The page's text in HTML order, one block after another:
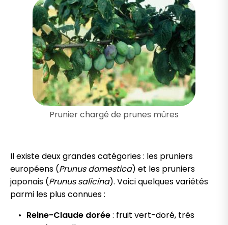
Prunier chargé de prunes mûres
Il existe deux grandes catégories : les pruniers
européens (Prunus domestica) et les pruniers
japonais (Prunus salicina). Voici quelques variétés
parmi les plus connues :
Reine-Claude dorée: fruit vert-doré, très